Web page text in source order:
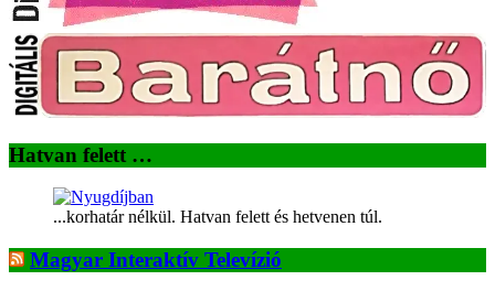
Hatvan felett …
...korhatár nélkül. Hatvan felett és hetvenen túl.
Magyar Interaktív Televízió